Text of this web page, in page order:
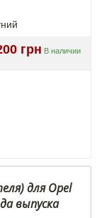
грн В наличии
для Opel
выпуска